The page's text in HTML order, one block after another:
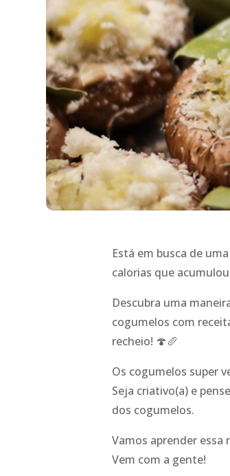
Está em busca de
calorias que
Descubra uma
cogumelos com
recheio! 🍄🥖
Os cogumelos super
Seja criativo(a) e
dos cogumelos.
Vamos aprender essa
Vem com a gente!